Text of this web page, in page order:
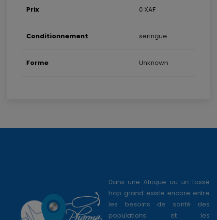
Prix 0 XAF
Conditionnement seringue
Forme Unknown
Dans une Afrique ou un fossé
trop grand existe encore entre
les besoins de santé des
populations et les